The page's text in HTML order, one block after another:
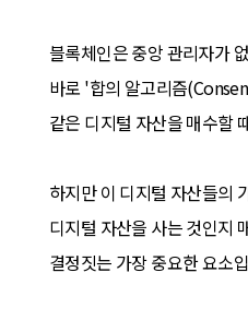
블록체인은 중앙 관리자가
바로 '합의 알고리즘
같은 디지털 자산을 매수할
하지만 이 디지털 자산들의
디지털 자산을 사는 것인지
결정짓는 가장 중요한 요소